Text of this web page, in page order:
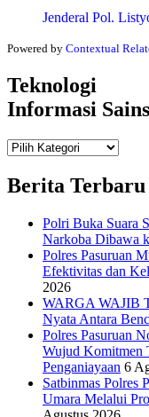
Jenderal Pol.
Powered by Contextual
Teknologi
Informasi
Teknologi
Berita Terbaru
Polri Buka Suara
Narkoba Dibawa
Polres Pasuruan
Efektivitas dan
2026
WARGA WAJIB
Nyata Antara
Polres Pasuruan
Wujud Komitmen
Penganiayaan 6
Satbinmas Polres
Umara Melalui